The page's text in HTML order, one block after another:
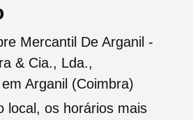
Mercantil De Arganil -
& Cia., Lda.,
Arganil (Coimbra)
local, os horários mais